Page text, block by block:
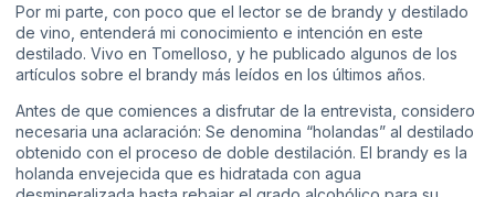
Por mi parte, con poco que el lector se de brandy y destilado
de vino, entenderá mi conocimiento e intención en este
destilado. Vivo en Tomelloso, y he publicado algunos de los
artículos sobre el brandy más leídos en los últimos años.
Antes de que comiences a disfrutar de la entrevista, considero
necesaria una aclaración: Se denomina “holandas” al destilado
obtenido con el proceso de doble destilación. El brandy es la
holanda envejecida que es hidratada con agua